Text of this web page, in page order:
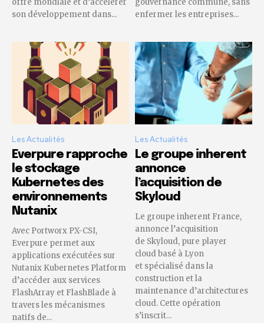
offre mondiale et d’accélérer
son développement dans...
gouvernance commune, sans
enfermer les entreprises...
Les Actualités
Everpure rapproche
le stockage
Kubernetes des
environnements
Nutanix
Avec Portworx PX-CSI,
Everpure permet aux
applications exécutées sur
Nutanix Kubernetes Platform
d’accéder aux services
FlashArray et FlashBlade à
travers les mécanismes
natifs de...
Les Actualités
Le groupe inherent
annonce
l’acquisition de
Skyloud
Le groupe inherent France,
annonce l’acquisition
de Skyloud, pure player
cloud basé à Lyon
et spécialisé dans la
construction et la
maintenance d’architectures
cloud. Cette opération
s’inscrit...